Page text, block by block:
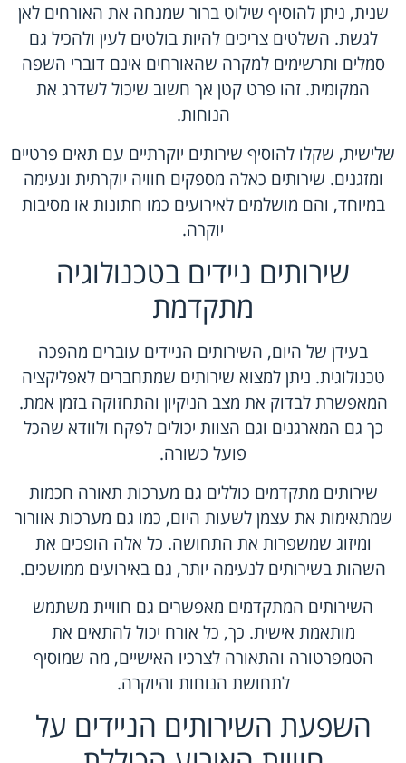
שנית, ניתן להוסיף שילוט ברור שמנחה את האורחים לאן
לגשת. השלטים צריכים להיות בולטים לעין ולהכיל גם
סמלים ותרשימים למקרה שהאורחים אינם דוברי השפה
המקומית. זהו פרט קטן אך חשוב שיכול לשדרג את
הנוחות.
שלישית, שקלו להוסיף שירותים יוקרתיים עם תאים פרטיים
ומזגנים. שירותים כאלה מספקים חוויה יוקרתית ונעימה
במיוחד, והם מושלמים לאירועים כמו חתונות או מסיבות
יוקרה.
שירותים ניידים בטכנולוגיה
מתקדמת
בעידן של היום, השירותים הניידים עוברים מהפכה
טכנולוגית. ניתן למצוא שירותים שמתחברים לאפליקציה
המאפשרת לבדוק את מצב הניקיון והתחזוקה בזמן אמת.
כך גם המארגנים וגם הצוות יכולים לפקח ולוודא שהכל
פועל כשורה.
שירותים מתקדמים כוללים גם מערכות תאורה חכמות
שמתאימות את עצמן לשעות היום, כמו גם מערכות אוורור
ומיזוג שמשפרות את התחושה. כל אלה הופכים את
השהות בשירותים לנעימה יותר, גם באירועים ממושכים.
השירותים המתקדמים מאפשרים גם חוויית משתמש
מותאמת אישית. כך, כל אורח יכול להתאים את
הטמפרטורה והתאורה לצרכיו האישיים, מה שמוסיף
לתחושת הנוחות והיוקרה.
השפעת השירותים הניידים על